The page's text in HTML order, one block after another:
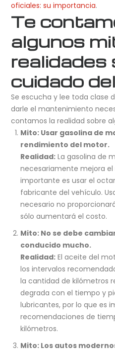
oficiales: su importancia.
Te
algunos
realidades
cuidado
Se escucha y lee toda clase
darle el mantenimiento
contamos la realidad sobre
Mito: Usar gasolina de
rendimiento del motor.
Realidad:La gasolina de
necesariamente mejora
importante es usar el
fabricante del vehículo.
necesario no
sólo aumentará el costo.
Mito: No se debe
conducido mucho.
Realidad:El aceite del
los intervalos
la cantidad de kilómetros
degrada con el tiempo y
lubricantes, por lo que es
recomendaciones de
kilómetros.
Mito: Los autos